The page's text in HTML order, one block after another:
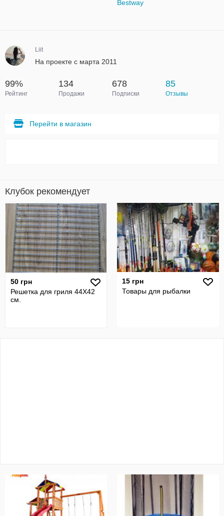
Bestway
Liit
На проекте с марта 2011
99%
Рейтинг
134
Продажи
678
Подписки
85
Отзывы
Перейти в магазин
Клубок рекомендует
50 грн
Решетка для гриля 44Х42
см.
15 грн
Товары для рыбалки